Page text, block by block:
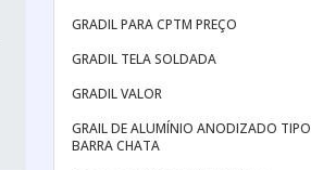
GRADIL PARA CPTM PREÇO
GRADIL TELA SOLDADA
GRADIL VALOR
GRAIL DE ALUMÍNIO ANODIZADO TIPO
BARRA CHATA